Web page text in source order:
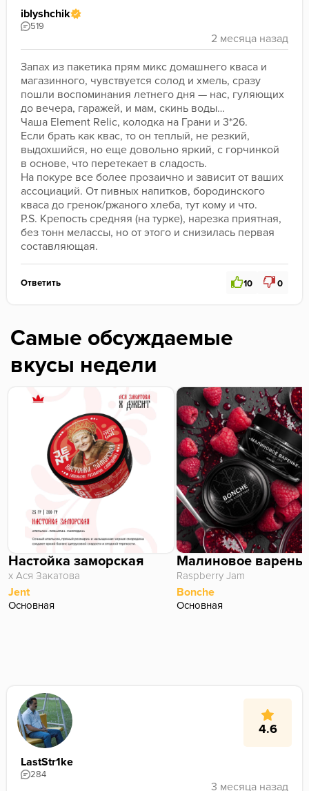
iblyshchik
519
Запах из пакетика прям микс домашнего кваса и
магазинного, чувствуется солод и хмель, сразу
пошли воспоминания летнего дня — нас, гуляющих
до вечера, гаражей, и мам, скинь воды…
Чаша Element Relic, колодка на Грани и 3*26.
Если брать как квас, то он теплый, не резкий,
выдохшийся, но еще довольно яркий, с горчинкой
в основе, что перетекает в сладость.
На покуре все более прозаично и зависит от ваших
ассоциаций. От пивных напитков, бородинского
кваса до гренок/ржаного хлеба, тут кому и что.
P.S. Крепость средняя (на турке), нарезка приятная,
без тонн мелассы, но от этого и снизилась первая
составляющая.
Ответить 10 0
Самые обсуждаемые
вкусы недели
Настойка заморская
х Ася Закатова
Jent
Основная
Малиновое
Raspberry Jam
Bonche
Основная
4.6
LastStr1ke
284